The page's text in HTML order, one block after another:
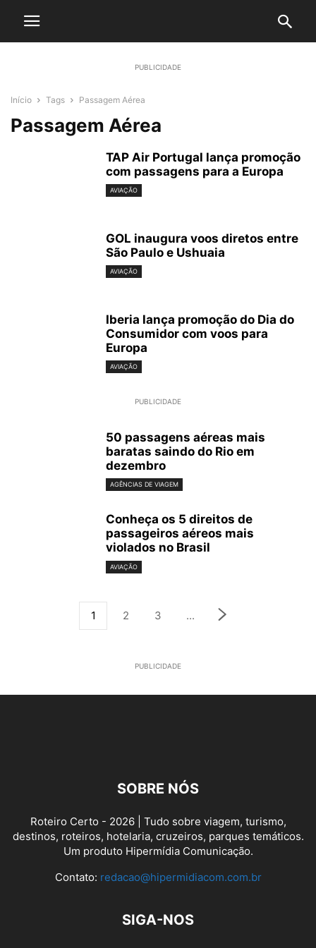
PUBLICIDADE
Início Tags Passagem Aérea
Passagem Aérea
TAP Air Portugal lança promoção
com passagens para a Europa
AVIAÇÃO
GOL inaugura voos diretos entre
São Paulo e Ushuaia
AVIAÇÃO
Iberia lança promoção do Dia do
Consumidor com voos para
Europa
AVIAÇÃO
PUBLICIDADE
50 passagens aéreas mais
baratas saindo do Rio em
dezembro
AGÊNCIAS DE VIAGEM
Conheça os 5 direitos de
passageiros aéreos mais
violados no Brasil
AVIAÇÃO
1 2 3 ...
PUBLICIDADE
SOBRE NÓS
Roteiro Certo - 2026 | Tudo sobre viagem, turismo,
destinos, roteiros, hotelaria, cruzeiros, parques temáticos.
Um produto Hipermídia Comunicação.
Contato: redacao@hipermidiacom.com.br
SIGA-NOS